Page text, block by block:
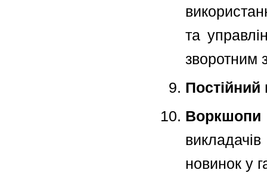
та
зворотним
Постійний
новинок у